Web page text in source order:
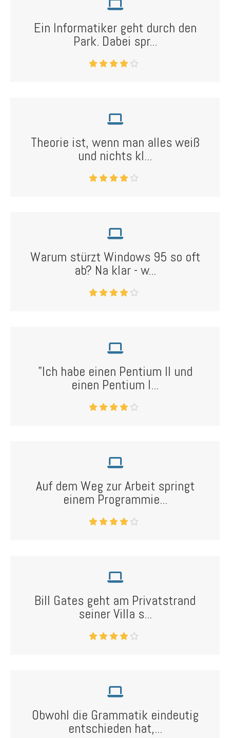
Ein Informatiker geht durch den
Park. Dabei spr...
Theorie ist, wenn man alles weiß
und nichts kl...
Warum stürzt Windows 95 so oft
ab? Na klar - w...
"Ich habe einen Pentium II und
einen Pentium I...
Auf dem Weg zur Arbeit springt
einem Programmie...
Bill Gates geht am Privatstrand
seiner Villa s...
Obwohl die Grammatik eindeutig
entschieden hat,...